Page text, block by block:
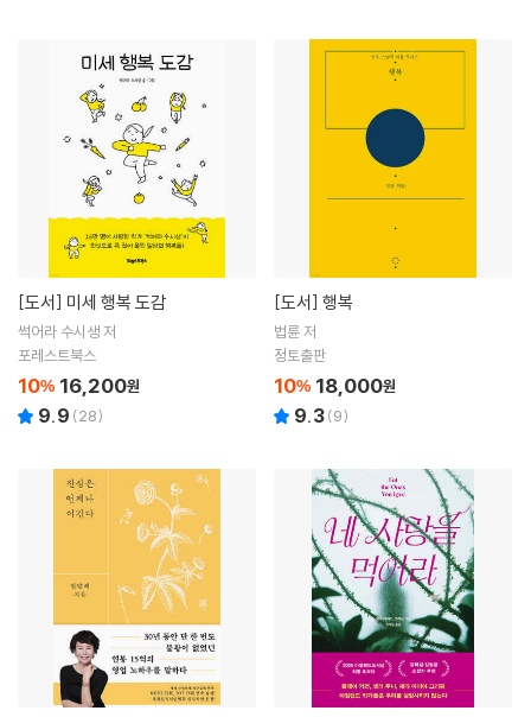
[도서] 미세 행복 도감
썩어라 수시생 저
포레스트북스
10% 16,200원
9.9 (28)
[도서] 행복
법륜 저
정토출판
10% 18,000원
9.3(9)